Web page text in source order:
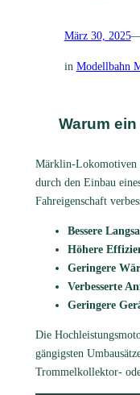
März 30, 2025
in Modellbahn
Warum
Märklin-Lokomotiven
durch den Einbau
Fahreigenschaft
Bessere
Höhere
Geringere
Verbesserte
Geringere
Die
gängigsten
Trommelkollektor-